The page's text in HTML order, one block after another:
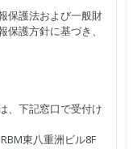
保護法および一般財
護方針に基づき、
、下記窓口で受付け
東八重洲ビル8F